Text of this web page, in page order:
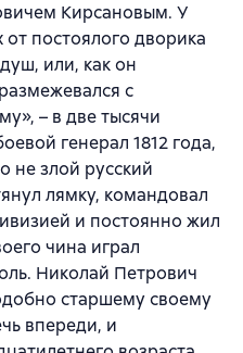
Кирсановым. У
от постоялого дворика
или, как он
с
– в две тысячи
генерал 1812 года,
не злой русский
лямку, командовал
и постоянно жил
чина играл
Николай Петрович
старшему своему
впереди, и